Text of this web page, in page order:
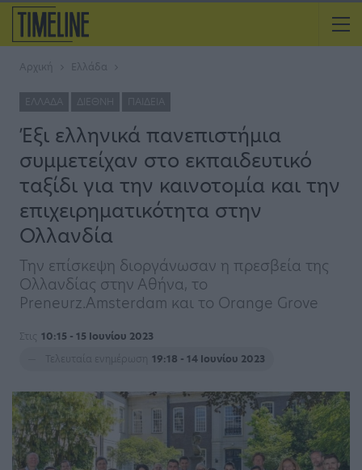
Αρχική Ελλάδα
ΕΛΛΆΔΑ ΔΙΕΘΝΉ ΠΑΙΔΕΊΑ
Έξι ελληνικά πανεπιστήμια
συμμετείχαν στο εκπαιδευτικό
ταξίδι για την καινοτομία και την
επιχειρηματικότητα στην
Ολλανδία
Την επίσκεψη διοργάνωσαν η πρεσβεία της
Ολλανδίας στην Αθήνα, το
Preneurz.Amsterdam και το Orange Grove
Στις 10:15 - 15 Ιουνίου 2023
Τελευταία ενημέρωση
19:18 - 14 Ιουνίου 2023